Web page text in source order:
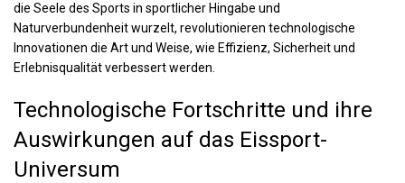
die Seele des Sports in sportlicher Hingabe und
Naturverbundenheit wurzelt, revolutionieren technologische
Innovationen die Art und Weise, wie Effizienz, Sicherheit und
Erlebnisqualität verbessert werden.
Technologische Fortschritte und ihre
Auswirkungen auf das Eissport-
Universum